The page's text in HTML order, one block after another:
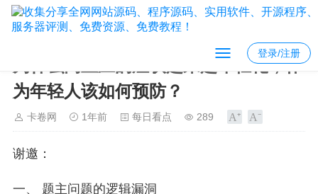
登录/注册
为什么高血压的症状越来越年轻化，作
为年轻人该如何预防？
卡卷网 1年前 每日看点 289
谢邀：
一、 题主问题的逻辑漏洞